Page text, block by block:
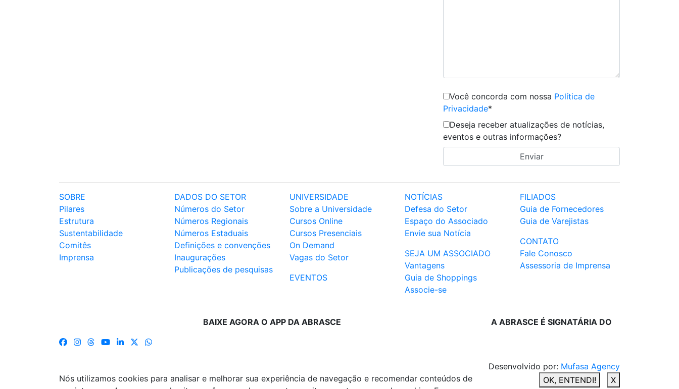
Você concorda com nossa Política de
Privacidade*
Deseja receber atualizações de notícias,
eventos e outras informações?
SOBRE
Pilares
Estrutura
Sustentabilidade
Comitês
Imprensa
DADOS DO SETOR
Números do Setor
Números Regionais
Números Estaduais
Definições e convenções
Inaugurações
Publicações de pesquisas
UNIVERSIDADE
Sobre a Universidade
Cursos Online
Cursos Presenciais
On Demand
Vagas do Setor
EVENTOS
NOTÍCIAS
Defesa do Setor
Espaço do Associado
Envie sua Notícia
SEJA UM ASSOCIADO
Vantagens
Guia de Shoppings
Associe-se
FILIADOS
Guia de Fornecedores
Guia de Varejistas
CONTATO
Fale Conosco
Assessoria de Imprensa
BAIXE AGORA O APP DA ABRASCE A ABRASCE É SIGNATÁRIA DO
Desenvolvido por: Mufasa Agency
Nós utilizamos cookies para analisar e melhorar sua experiência de navegação e recomendar conteúdos de
OK, ENTENDI! X